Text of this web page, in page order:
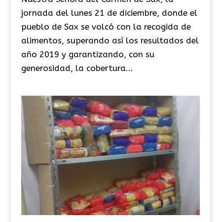
jornada del lunes 21 de diciembre, donde el
pueblo de Sax se volcó con la recogida de
alimentos, superando así los resultados del
año 2019 y garantizando, con su
generosidad, la cobertura...